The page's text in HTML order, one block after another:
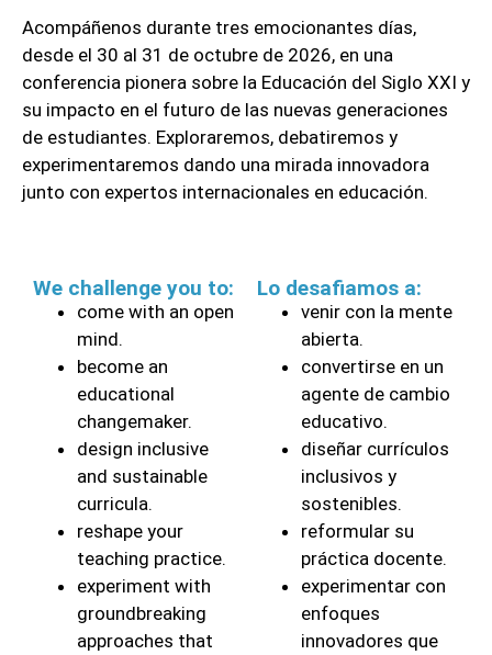
Acompáñenos durante tres emocionantes días,
desde el 30 al 31 de octubre de 2026, en una
conferencia pionera sobre la Educación del Siglo XXI y
su impacto en el futuro de las nuevas generaciones
de estudiantes. Exploraremos, debatiremos y
experimentaremos dando una mirada innovadora
junto con expertos internacionales en educación.
We challenge you to:
come with an open
mind.
become an
educational
changemaker.
design inclusive
and sustainable
curricula.
reshape your
teaching practice.
experiment with
groundbreaking
approaches that
Lo desafiamos a:
venir con la mente
abierta.
convertirse en un
agente de cambio
educativo.
diseñar currículos
inclusivos y
sostenibles.
reformular su
práctica docente.
experimentar con
enfoques
innovadores que